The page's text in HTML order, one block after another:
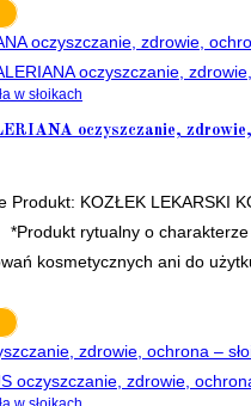
w słoikach
oczyszczanie,
Produkt: KOZŁEK LEKARSKI
rytualny o
kosmetycznych ani do